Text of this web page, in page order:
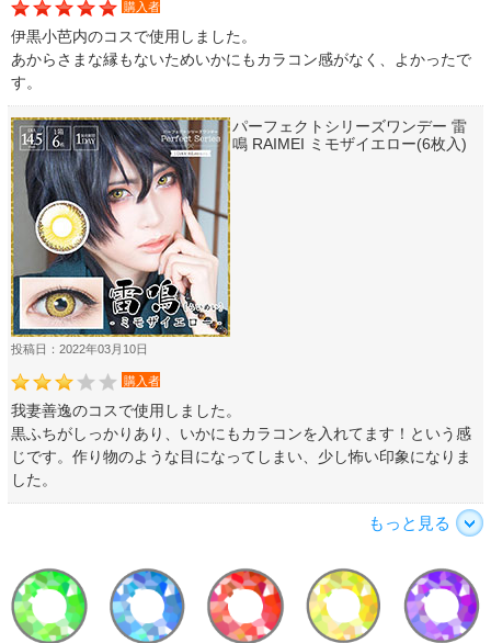
購入者
伊黒小芭内のコスで使用しました。
あからさまな縁もないためいかにもカラコン感がなく、よかったで
す。
パーフェクトシリーズワンデー 雷
鳴 RAIMEI ミモザイエロー(6枚入)
投稿日：2022年03月10日
購入者
我妻善逸のコスで使用しました。
黒ふちがしっかりあり、いかにもカラコンを入れてます！という感
じです。作り物のような目になってしまい、少し怖い印象になりま
した。
もっと見る